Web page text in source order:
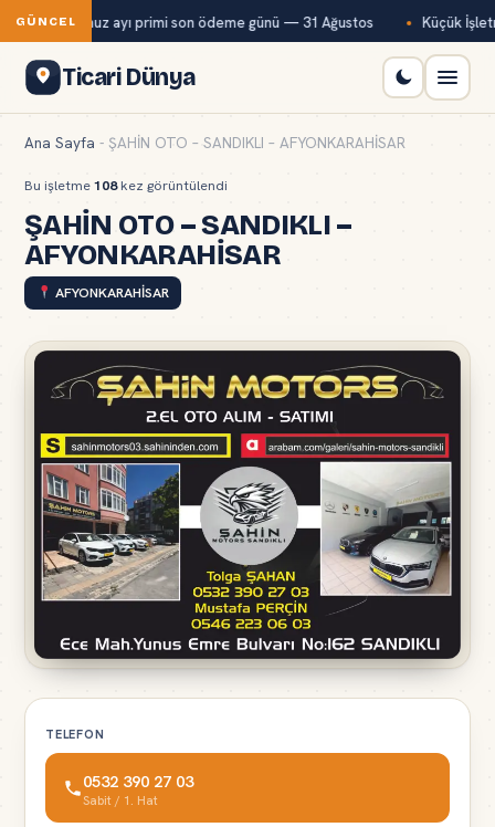
GÜNCEL
Kur temmuz ayı primi son ödeme günü — 31 Ağustos Küçük
Ticari Dünya
Ana Sayfa - ŞAHİN OTO – SANDIKLI – AFYONKARAHİSAR
Bu işletme108kez görüntülendi
ŞAHİN OTO – SANDIKLI –
AFYONKARAHİSAR
AFYONKARAHİSAR
TELEFON
0532 390 27 03
Sabit / 1. Hat